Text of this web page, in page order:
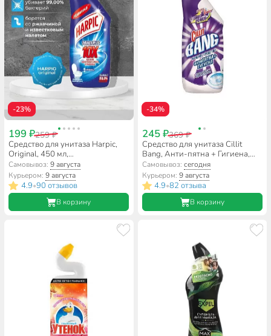
-23%
199 ₽259 ₽
Средство для унитаза Harpiс,
Original, 450 мл,
дезинфицирующее, 3141560
Самовывоз:9 августа
Курьером:9 августа
4.9•90 отзывов
В корзину
-34%
245 ₽369 ₽
Средство для унитаза Cillit
Bang, Анти-пятна + Гигиена,
Сила отбеливания, 750 мл,
дезинфицирующее, 8149774
Самовывоз: сегодня
Курьером: 9 августа
4.9•82 отзыва
В корзину